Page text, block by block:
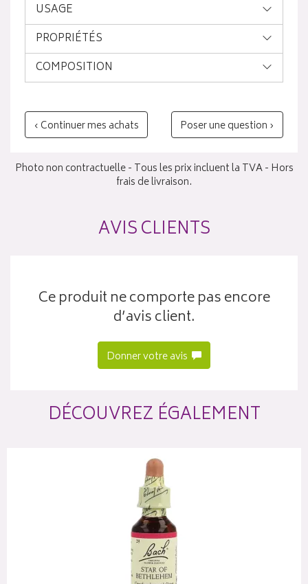
USAGE
PROPRIÉTÉS
COMPOSITION
‹ Continuer mes achats Poser une question ›
Photo non contractuelle - Tous les prix incluent la TVA - Hors
frais de livraison.
AVIS CLIENTS
Ce produit ne comporte pas encore
d’avis client.
Donner votre avis
DÉCOUVREZ ÉGALEMENT